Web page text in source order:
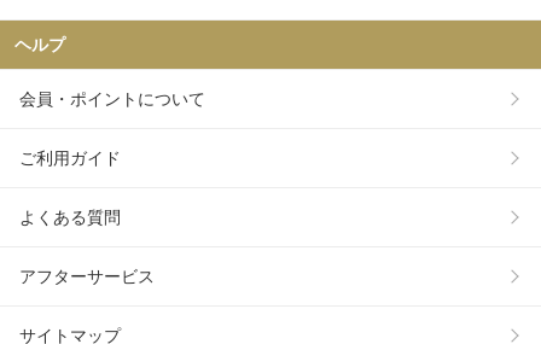
ヘルプ
会員・ポイントについて
ご利用ガイド
よくある質問
アフターサービス
サイトマップ